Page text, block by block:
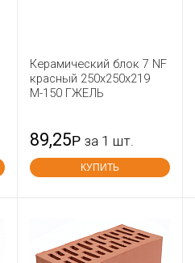
Керамический блок 7 NF
красный 250х250х219
М-150 ГЖЕЛЬ
89,25Р за 1 шт.
КУПИТЬ